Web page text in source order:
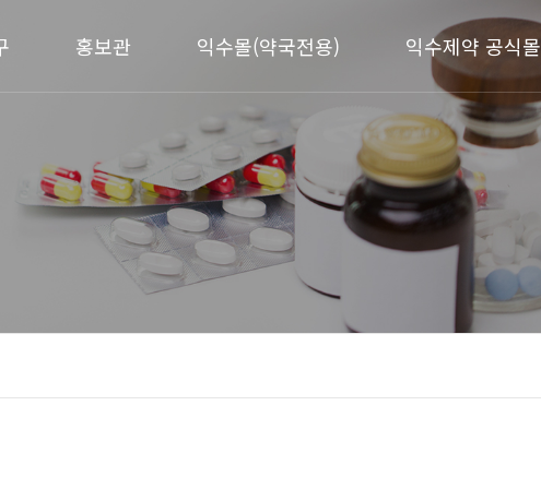
홍보관 익수몰(약국전용) 익수제약 공식몰